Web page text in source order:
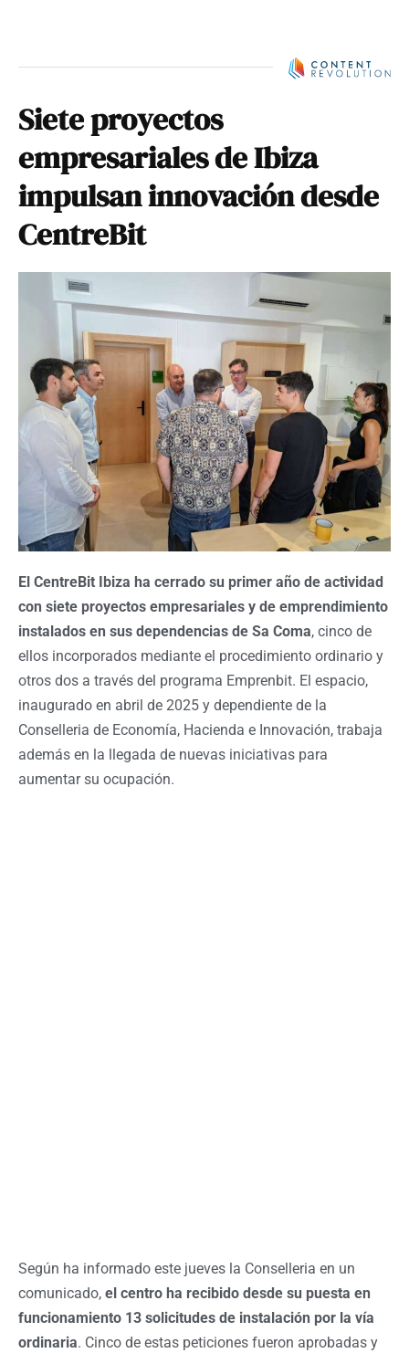
Siete proyectos
empresariales de Ibiza
impulsan innovación desde
CentreBit
El CentreBit Ibiza ha cerrado su primer año de actividad
con siete proyectos empresariales y de emprendimiento
instalados en sus dependencias de Sa Coma, cinco de
ellos incorporados mediante el procedimiento ordinario y
otros dos a través del programa Emprenbit. El espacio,
inaugurado en abril de 2025 y dependiente de la
Conselleria de Economía, Hacienda e Innovación, trabaja
además en la llegada de nuevas iniciativas para
aumentar su ocupación.
Según ha informado este jueves la Conselleria en un
comunicado, el centro ha recibido desde su puesta en
funcionamiento 13 solicitudes de instalación por la vía
ordinaria. Cinco de estas peticiones fueron aprobadas y